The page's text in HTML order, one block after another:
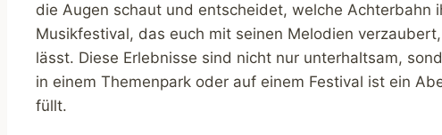
die Augen schaut und entscheidet, welche Achterbahn
Musikfestival, das euch mit seinen Melodien
lässt. Diese Erlebnisse sind nicht nur unterhaltsam,
in einem Themenpark oder auf einem Festival ist ein
füllt.